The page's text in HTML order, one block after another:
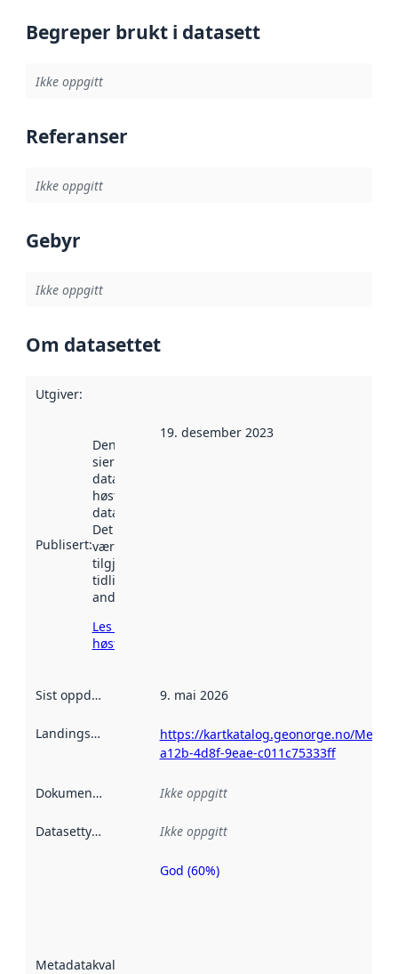
Begreper brukt i datasett
Ikke oppgitt
Referanser
Ikke oppgitt
Gebyr
Ikke oppgitt
Om datasettet
Utgiver:
Publisert:
Denne datoen
sier når
datasettet ble
høstet av
data.norge.no.
Det kan ha
vært
tilgjengelig
tidligere
andre steder.
Les mer om
høsting her
19. desember 2023
Sist oppdatert 9. mai 2026
Landingsside
https://kartkatalog.geonorge.no/
a12b-4d8f-9eae-c011c75333ff
Dokumentasjon Ikke oppgitt
Datasettype Ikke oppgitt
Metadatakvalitet
Metadatakvalitet
God (60%)